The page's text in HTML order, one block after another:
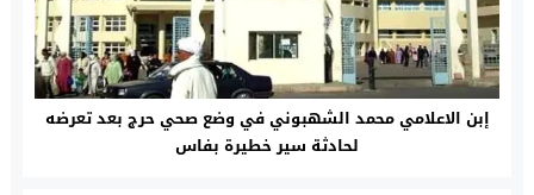
إبن الاعلامي محمد الشهبوني في وضع صحي حرج بعد تعرضه
لحادثة سير خطيرة بفاس‎